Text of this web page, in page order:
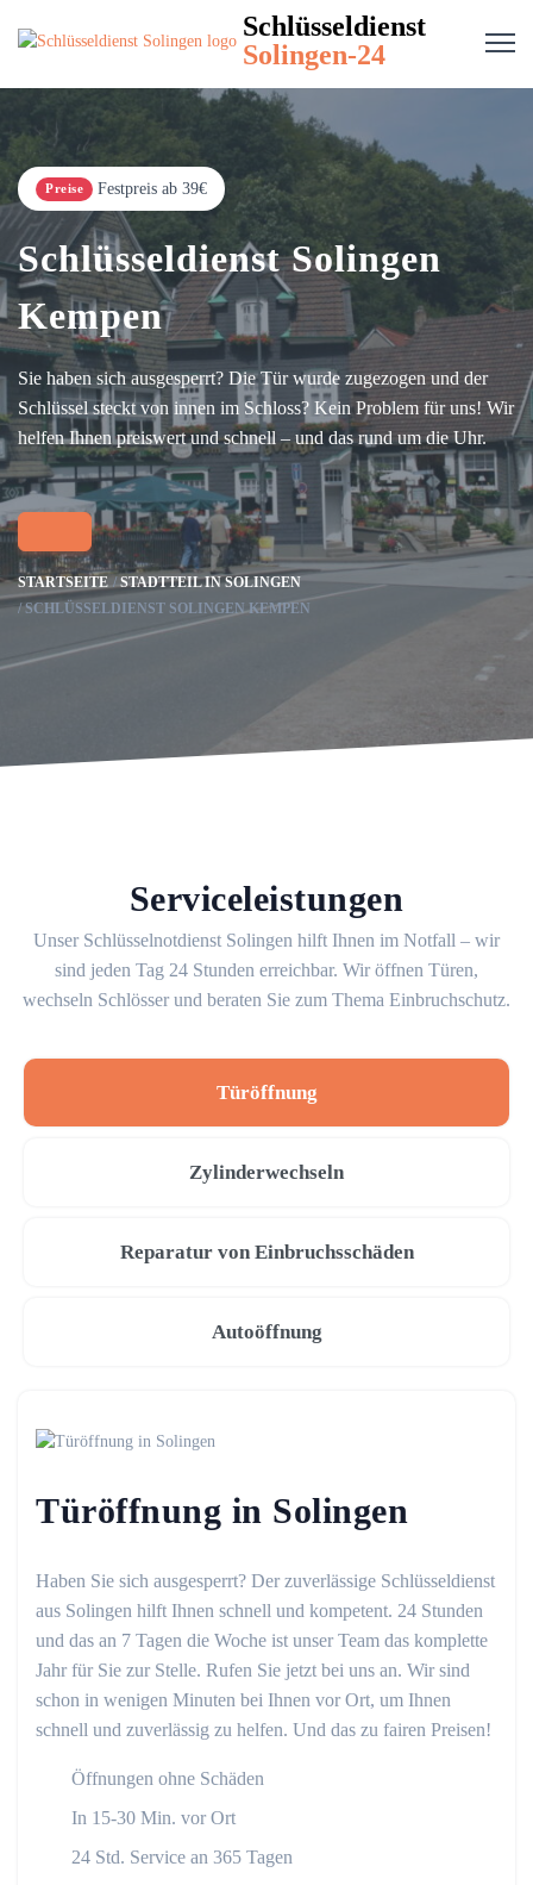
Schlüsseldienst
Solingen-24
Preise Festpreis ab 39€
Schlüsseldienst Solingen
Kempen
Sie haben sich ausgesperrt? Die Tür wurde zugezogen und der
Schlüssel steckt von innen im Schloss? Kein Problem für uns! Wir
helfen Ihnen preiswert und schnell – und das rund um die Uhr.
STARTSEITE
STADTTEIL IN SOLINGEN
SCHLÜSSELDIENST SOLINGEN KEMPEN
Serviceleistungen
Unser Schlüsselnotdienst Solingen hilft Ihnen im Notfall – wir
sind jeden Tag 24 Stunden erreichbar. Wir öffnen Türen,
wechseln Schlösser und beraten Sie zum Thema Einbruchschutz.
Türöffnung
Zylinderwechseln
Reparatur von Einbruchsschäden
Autoöffnung
Türöffnung in Solingen
Haben Sie sich ausgesperrt? Der zuverlässige Schlüsseldienst
aus Solingen hilft Ihnen schnell und kompetent. 24 Stunden
und das an 7 Tagen die Woche ist unser Team das komplette
Jahr für Sie zur Stelle. Rufen Sie jetzt bei uns an. Wir sind
schon in wenigen Minuten bei Ihnen vor Ort, um Ihnen
schnell und zuverlässig zu helfen. Und das zu fairen Preisen!
Öffnungen ohne Schäden
In 15-30 Min. vor Ort
24 Std. Service an 365 Tagen